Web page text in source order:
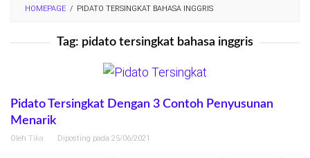
HOMEPAGE / PIDATO TERSINGKAT BAHASA INGGRIS
Tag: pidato tersingkat bahasa inggris
Pidato Tersingkat Dengan 3 Contoh Penyusunan
Menarik
Oleh Tika Diposting pada 25/06/2021